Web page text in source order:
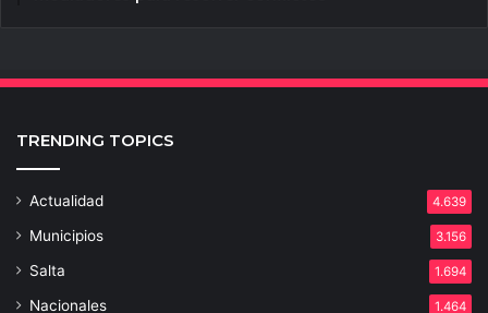
TRENDING TOPICS
Actualidad 4.639
Municipios 3.156
Salta 1.694
Nacionales 1.464